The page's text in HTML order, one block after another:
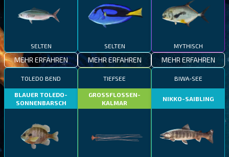
SELTEN
MEHR ERFAHREN
SELTEN
MEHR ERFAHREN
MYTHISCH
MEHR ERFAHREN
TOLEDO BEND
BLAUER TOLEDO-
SONNENBARSCH
TIEFSEE
GROSSFLOSSEN-
KALMAR
BIWA-SEE
NIKKO-SAIBLING